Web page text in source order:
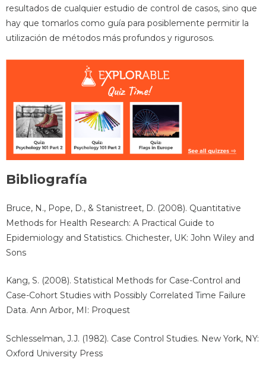
resultados de cualquier estudio de control de casos, sino que
hay que tomarlos como guía para posiblemente permitir la
utilización de métodos más profundos y rigurosos.
Bibliografía
Bruce, N., Pope, D., & Stanistreet, D. (2008). Quantitative
Methods for Health Research: A Practical Guide to
Epidemiology and Statistics. Chichester, UK: John Wiley and
Sons
Kang, S. (2008). Statistical Methods for Case-Control and
Case-Cohort Studies with Possibly Correlated Time Failure
Data. Ann Arbor, MI: Proquest
Schlesselman, J.J. (1982). Case Control Studies. New York, NY:
Oxford University Press